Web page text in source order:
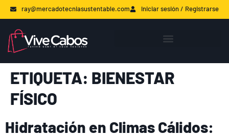
ray@mercadotecniasustentable.com Iniciar sesión / Registrarse
ETIQUETA: BIENESTAR
FÍSICO
Hidratación en Climas Cálidos: